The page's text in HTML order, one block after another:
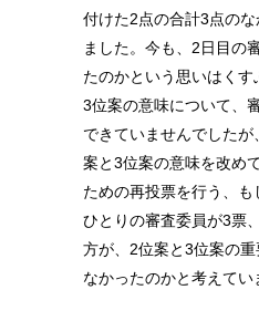
付けた2点の合計3点の
ました。今も、2日目の
たのかという思いはく
3位案の意味について、
できていませんでした
案と3位案の意味を改め
ための再投票を行う、
ひとりの審査委員が3票
方が、2位案と3位案の
なかったのかと考えてい